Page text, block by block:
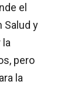
el
Salud y
pero
la